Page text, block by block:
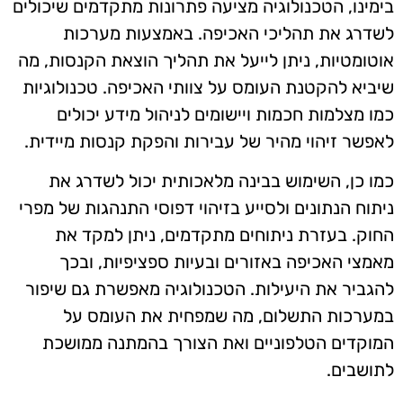
בימינו, הטכנולוגיה מציעה פתרונות מתקדמים שיכולים
לשדרג את תהליכי האכיפה. באמצעות מערכות
אוטומטיות, ניתן לייעל את תהליך הוצאת הקנסות, מה
שיביא להקטנת העומס על צוותי האכיפה. טכנולוגיות
כמו מצלמות חכמות ויישומים לניהול מידע יכולים
לאפשר זיהוי מהיר של עבירות והפקת קנסות מיידית.
כמו כן, השימוש בבינה מלאכותית יכול לשדרג את
ניתוח הנתונים ולסייע בזיהוי דפוסי התנהגות של מפרי
החוק. בעזרת ניתוחים מתקדמים, ניתן למקד את
מאמצי האכיפה באזורים ובעיות ספציפיות, ובכך
להגביר את היעילות. הטכנולוגיה מאפשרת גם שיפור
במערכות התשלום, מה שמפחית את העומס על
המוקדים הטלפוניים ואת הצורך בהמתנה ממושכת
לתושבים.